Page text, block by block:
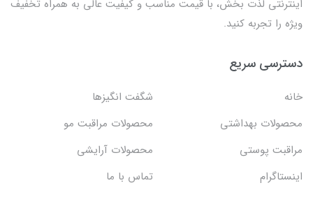
اینترنتی لذت بخش، با قیمت مناسب و کیفیت عالی به همراه تخفیف
ویژه را تجربه کنید.
دسترسی سریع
خانه
شگفت انگيزها
محصولات بهداشتي
محصولات مراقبت مو
مراقبت پوستی
محصولات آرایشی
اینستاگرام
تماس با ما